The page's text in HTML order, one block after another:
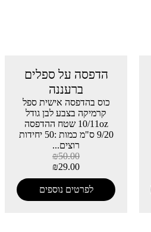
הדפסה על ספלים
ברעננה
כוס בהדפסה אישית ספל
קרמיקה בצבע לבן גודל
10/11oz שטח ההדפסה
9/20 ס"מ כמות :50 יחידות
רוצים...
₪50.00
₪29.00
לפרטים נוספים